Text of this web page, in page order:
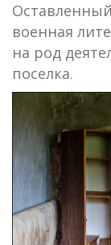
военная
на род
поселка.